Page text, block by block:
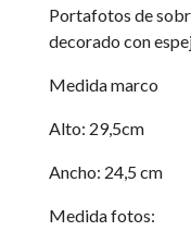
Portafotos de
decorado con
Medida marco
Alto: 29,5cm
Ancho: 24,5 cm
Medida fotos: